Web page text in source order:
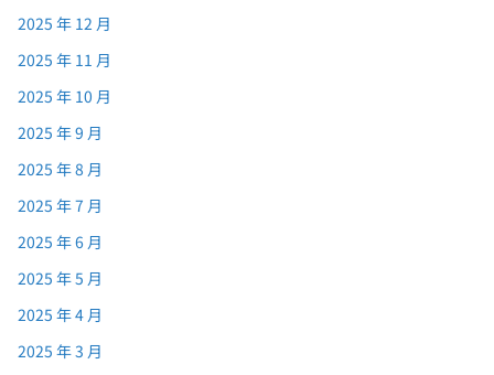
2025 年 12 月
2025 年 11 月
2025 年 10 月
2025 年 9 月
2025 年 8 月
2025 年 7 月
2025 年 6 月
2025 年 5 月
2025 年 4 月
2025 年 3 月